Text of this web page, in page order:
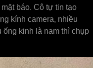
báo. Cô tự tin tạo
kính camera, nhiều
kinh là nam thì chụp